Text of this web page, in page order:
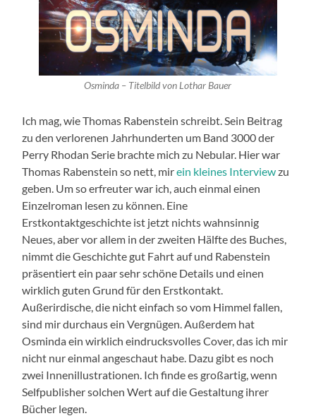
Osminda – Titelbild von Lothar Bauer
Ich mag, wie Thomas Rabenstein schreibt. Sein Beitrag
zu den verlorenen Jahrhunderten um Band 3000 der
Perry Rhodan Serie brachte mich zu Nebular. Hier war
Thomas Rabenstein so nett, mirein kleines Interviewzu
geben. Um so erfreuter war ich, auch einmal einen
Einzelroman lesen zu können. Eine
Erstkontaktgeschichte ist jetzt nichts wahnsinnig
Neues, aber vor allem in der zweiten Hälfte des Buches,
nimmt die Geschichte gut Fahrt auf und Rabenstein
präsentiert ein paar sehr schöne Details und einen
wirklich guten Grund für den Erstkontakt.
Außerirdische, die nicht einfach so vom Himmel fallen,
sind mir durchaus ein Vergnügen. Außerdem hat
Osminda ein wirklich eindrucksvolles Cover, das ich mir
nicht nur einmal angeschaut habe. Dazu gibt es noch
zwei Innenillustrationen. Ich finde es großartig, wenn
Selfpublisher solchen Wert auf die Gestaltung ihrer
Bücher legen.